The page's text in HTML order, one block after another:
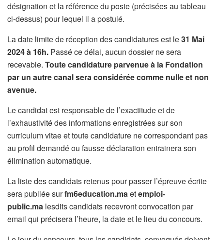
désignation et la référence du poste (précisées au tableau
ci-dessus) pour lequel il a postulé.
La date limite de réception des candidatures est le31 Mai
2024à 16h. Passé ce délai, aucun dossier ne sera
recevable. Toute candidature parvenue à la Fondation
par un autre canal sera considérée comme nulle et non
avenue.
Le candidat est responsable de l’exactitude et de
l’exhaustivité des informations enregistrées sur son
curriculum vitae et toute candidature ne correspondant pas
au profil demandé ou fausse déclaration entrainera son
élimination automatique.
La liste des candidats retenus pour passer l’épreuve écrite
sera publiée surfm6education.maetemploi-
public.ma lesdits candidats recevront convocation par
email qui précisera l’heure, la date et le lieu du concours.